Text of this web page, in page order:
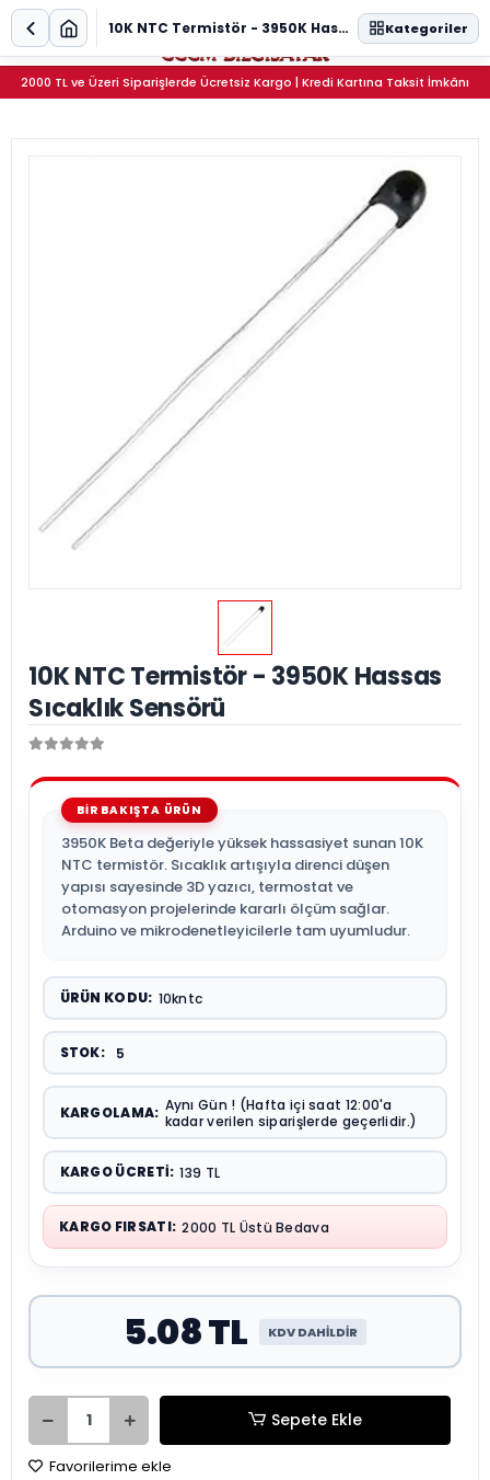
2000 TL ve Üzeri Siparişlerde Ücretsiz Kargo | Kredi Kartına Taksit İmkânı
0
10K NTC Termistör - 3950K Hassas
Sıcaklık Sensörü
3950K Beta değeriyle yüksek hassasiyet sunan 10K
NTC termistör. Sıcaklık artışıyla direnci düşen
yapısı sayesinde 3D yazıcı, termostat ve
otomasyon projelerinde kararlı ölçüm sağlar.
Arduino ve mikrodenetleyicilerle tam uyumludur.
ÜRÜN KODU: 10kntc
STOK: 5
KARGOLAMA: Aynı Gün ! (Hafta içi saat 12:00'a
kadar verilen siparişlerde geçerlidir.)
KARGO ÜCRETI: 139 TL
KARGO FIRSATI: 2000 TL Üstü Bedava
5.08 TL KDV DAHİLDİR
Sepete Ekle
Favorilerime ekle
10K NTC Termistör - 3950K Hassas Sıcaklık Sensörü Kategoriler